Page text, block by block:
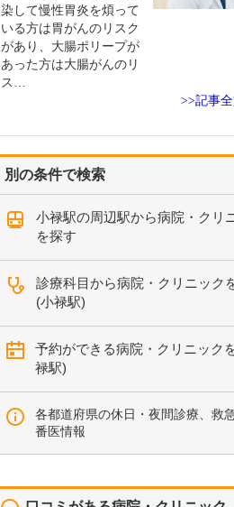
別の条件で検索
小禄駅の周辺駅から病院・クリ
を探す
診療科目から病院・クリニック
(小禄駅)
予約ができる病院・クリニック
禄駅)
各都道府県の休日・夜間診療、救
番医情報
染して慢性胃炎を煩って
いる方は胃がんのリスク
があり、大腸ポリープが
あった方は大腸がんのリ
ス…
>>記事